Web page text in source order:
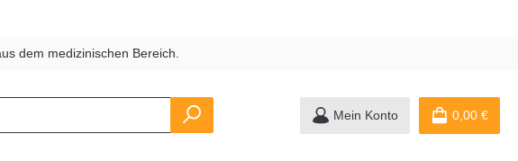
dem medizinischen Bereich.
Mein Konto 0,00 €